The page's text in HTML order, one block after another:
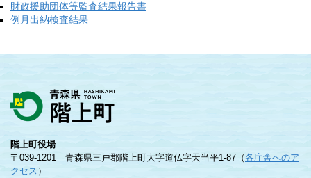
財政援助団体等監査結果報告書
例月出納検査結果
階上町役場
〒039-1201 青森県三戸郡階上町大字道仏字天当平1-87（各庁舎へのア
クセス ）